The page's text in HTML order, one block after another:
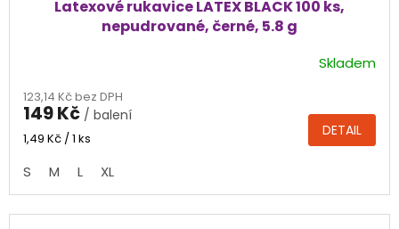
Latexové rukavice LATEX BLACK 100 ks,
nepudrované, černé, 5.8 g
produktu
je
4,9
5
hvězdiček.
Skladem
123,14 Kč bez DPH
149 Kč / balení
Měrná
1,49 Kč / 1 ks DETAIL
S M L XL